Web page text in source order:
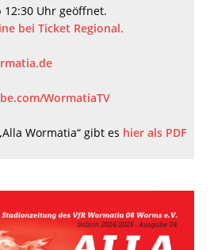
12:30 Uhr geöffnet.
bei Ticket Regional.
WormatiaTV
Wormatia“ gibt es hier als PDF